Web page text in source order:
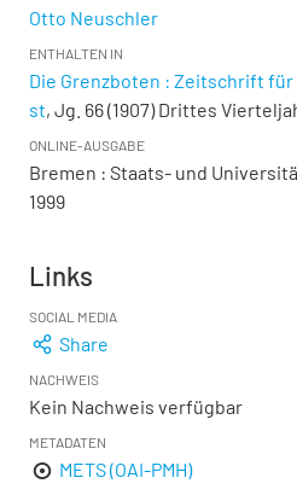
Otto Neuschler
ENTHALTEN IN
Die Grenzboten : Zeitschrift
st, Jg. 66 (1907) Drittes
ONLINE-AUSGABE
Bremen : Staats- und
1999
Links
SOCIAL MEDIA
Share
NACHWEIS
Kein Nachweis verfügbar
METADATEN
METS (OAI-PMH)